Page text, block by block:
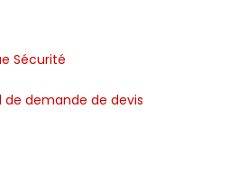
Sécurité
de demande de devis